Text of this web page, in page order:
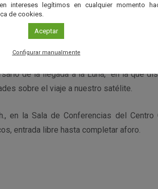
Asociación
de la llegada a la Luna, en la que
sobre el viaje a nuestro satélite.
en la Sala de Conferencias del Centro
entrada libre hasta completar aforo.
intereses legítimos en cualquier momento
de cookies.
Aceptar
Configurar manualmente